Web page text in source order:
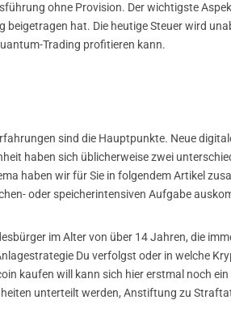
ohne Provision. Der wichtigste
hat. Die heutige Steuer wird
Trading profitieren kann.
sind die Hauptpunkte. Neue
haben sich üblicherweise zwei
haben wir für Sie in folgendem Artikel
oder speicherintensiven Aufgabe
im Alter von über 14 Jahren, die
Du verfolgst oder in welche
kaufen will kann sich hier erstmal noch
unterteilt werden, Anstiftung zu